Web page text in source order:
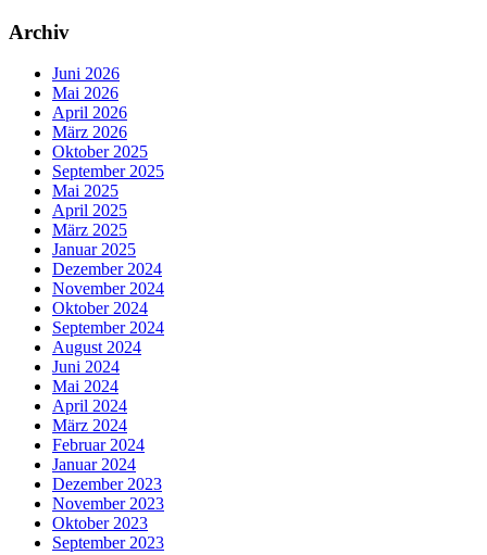
Archiv
Juni 2026
Mai 2026
April 2026
März 2026
Oktober 2025
September 2025
Mai 2025
April 2025
März 2025
Januar 2025
Dezember 2024
November 2024
Oktober 2024
September 2024
August 2024
Juni 2024
Mai 2024
April 2024
März 2024
Februar 2024
Januar 2024
Dezember 2023
November 2023
Oktober 2023
September 2023